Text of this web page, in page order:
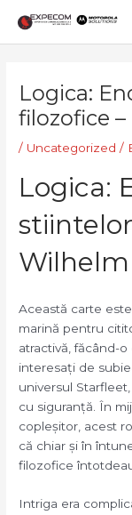
content
Logica:
filozofice
/ Uncategorized /
Logica:
Această carte
marină pentru
atractivă, făcând-
interesați de
universul
cu siguranță. În
copleșitor, acest
că chiar și în
filozofice
Intriga era